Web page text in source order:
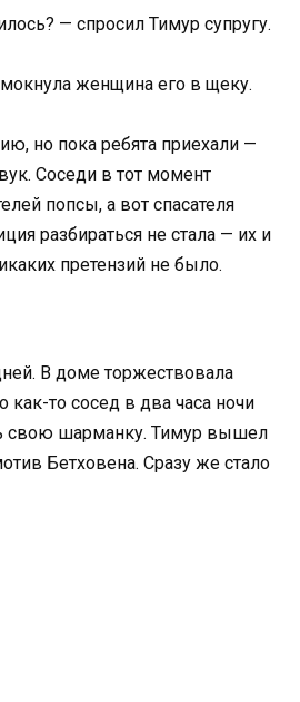
— спросил Тимур супругу.
женщина его в щеку.
но пока ребята приехали —
Соседи в тот момент
попсы, а вот спасателя
разбираться не стала — их и
претензий не было.
В доме торжествовала
как-то сосед в два часа ночи
свою шарманку. Тимур вышел
Бетховена. Сразу же стало